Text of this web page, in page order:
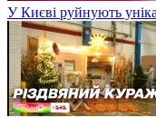
У Києві руйнують